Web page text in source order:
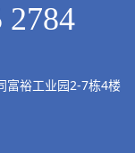
2784
富裕工业园2-7栋4楼